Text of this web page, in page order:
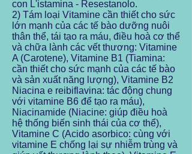
con L'istamina - Resestanolo.
2) Tám loại Vitamine cần thiết cho sức
lớn mạnh của các tế bào dưỡng nuôi
thân thể, tái tạo ra máu, điều hoà cơ thể
và chữa lành các vết thương: Vitamine
A (Carotene), Vitamine B1 (Tiamina:
cần thiết cho sức mạnh của các tế bào
và sản xuất năng lượng), Vitamine B2
Niacina e reibiflavina: tác động chung
với vitamine B6 để tạo ra máu),
Niacinamide (Niacine: giúp điều hoà
hệ thống biến sinh thái của cơ thể),
Vitamine C (Acido asorbico: cùng với
vitamine E chống lại sự nhiễm trùng và